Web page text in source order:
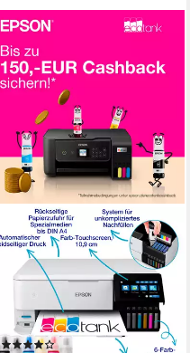
EPSON
EcoTank ET-8500
Tintenstrahldrucker
5760 x 1440 dpi Auflösung Farb Druck
1200 x 4800 dpi Auflösung Scan
Tintendruck Druckverfahren
(6)